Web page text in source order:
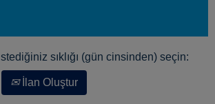
sıklığı (gün cinsinden) seçin:
İlan Oluştur